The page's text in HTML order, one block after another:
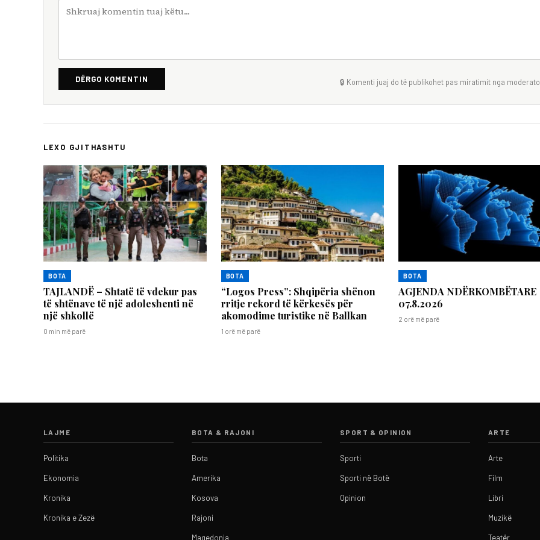
DËRGO KOMENTIN 🔒 Komenti juaj do të publikohet pas miratimit nga
LEXO GJITHASHTU
BOTA
TAJLANDË – Shtatë të vdekur pas
të shtënave të një adoleshenti në
një shkollë
0 min më parë
BOTA
“Logos Press”: Shqipëria shënon
rritje rekord të kërkesës për
akomodime turistike në Ballkan
1 orë më parë
BOTA
AGJENDA NDËRKOMBËTARE
07.8.2026
2 orë më parë
LAJME
Politika
Ekonomia
Kronika
Kronika e Zezë
BOTA & RAJONI
Bota
Amerika
Kosova
Rajoni
Maqedonia
SPORT & OPINION
Sporti
Sporti në Botë
Opinion
ARTE
Arte
Film
Libri
Muzikë
Teatër